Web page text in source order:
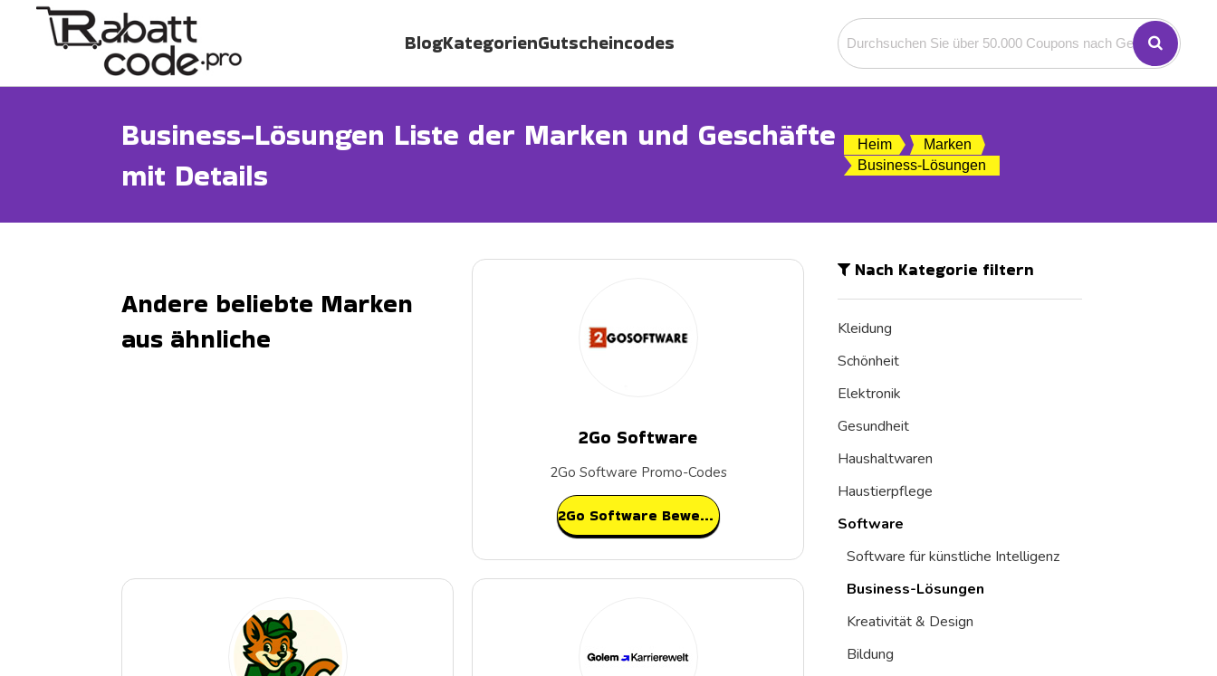
BlogKategorienGutscheincodes
Business-Lösungen Liste der Marken und Geschäfte
mit Details
Heim
Marken
Business-Lösungen
Andere beliebte Marken
aus ähnliche
2Go Software
2Go Software Promo-Codes
2Go Software Bewertungen
Nach Kategorie filtern
Kleidung
Schönheit
Elektronik
Gesundheit
Haushaltwaren
Haustierpflege
Software
Software für künstliche Intelligenz
Business-Lösungen
Kreativität & Design
Bildung